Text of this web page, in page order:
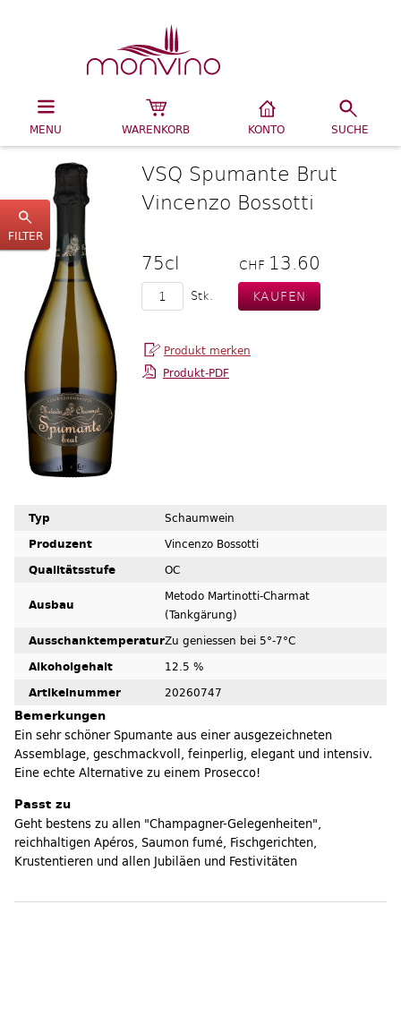
MENU WARENKORB KONTO SUCHE
FILTER
VSQ Spumante Brut
Vincenzo Bossotti
75cl CHF 13.60
Stk.
Produkt-PDF
Typ
Schaumwein
Produzent
Vincenzo Bossotti
Qualitätsstufe
OC
Ausbau
Metodo Martinotti-Charmat
(Tankgärung)
AusschanktemperaturZu geniessen bei 5°-7°C
Alkoholgehalt
12.5 %
Artikelnummer
20260747
Bemerkungen
Ein sehr schöner Spumante aus einer ausgezeichneten
Assemblage, geschmackvoll, feinperlig, elegant und intensiv.
Eine echte Alternative zu einem Prosecco!
Passt zu
Geht bestens zu allen "Champagner-Gelegenheiten",
reichhaltigen Apéros, Saumon fumé, Fischgerichten,
Krustentieren und allen Jubiläen und Festivitäten